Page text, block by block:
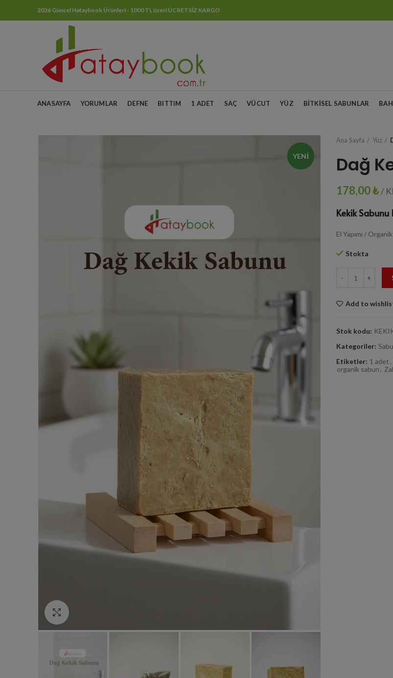
2026 Güncel Hataybook Ürünleri - 1000 TL üzeri ÜCRETSİZ KARGO
ANASAYFA YORUMLAR DEFNE BITTIM 1 ADET SAÇ VÜCUT YÜZ BITKISEL SABUNLAR
YENI
Ana Sayfa Yüz
Dağ
178,00₺ /
Kekik Sabunu
El Yapımı / Organik
Stokta
Add to
Stok kodu:
Kategoriler:
Etiketler: 1 adet,
organik sabun,